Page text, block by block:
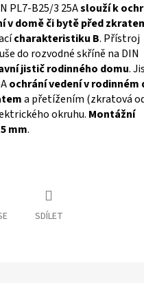
PL7-B25/3 25Aslouží k
v domě či bytě před
charakteristiku B. Přístroj
do rozvodné skříně na DIN
jistič rodinného domu.
ochrání vedení v rodinném
a přetížením (zkratová
okruhu. Montážní
mm.
SDÍLET